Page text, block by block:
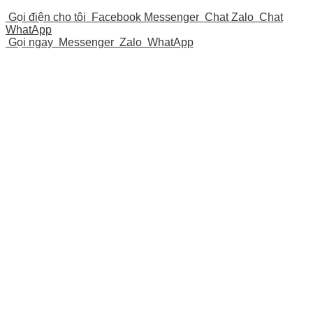
Gọi điện cho tôi
Facebook Messenger Chat Zalo Chat
WhatApp
Gọi ngay Messenger Zalo WhatApp